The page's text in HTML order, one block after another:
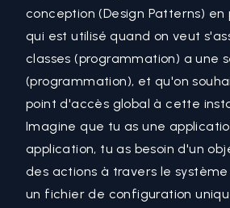
conception (Design Patterns) en
qui est utilisé quand on veut
classes (programmation) a une
(programmation), et qu'on
point d'accès global à cette
Imagine que tu as une
application, tu as besoin d'un
des actions à travers le
un fichier de configuration